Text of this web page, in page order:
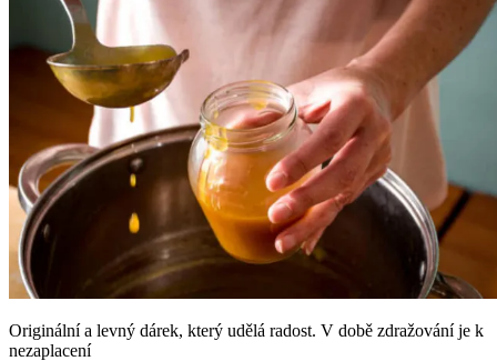
Originální a levný dárek, který udělá radost. V době zdražování je k
nezaplacení